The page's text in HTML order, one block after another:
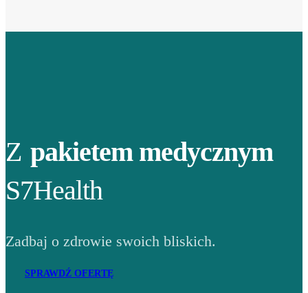
Z pakietem medycznym
S7Health
Zadbaj o zdrowie swoich bliskich.
SPRAWDŹ OFERTĘ